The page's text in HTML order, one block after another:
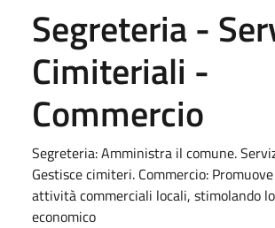
Segreteria -
Cimiteriali -
Commercio
Segreteria: Amministra il comune.
Gestisce cimiteri. Commercio:
attività commerciali locali, stimolando
economico